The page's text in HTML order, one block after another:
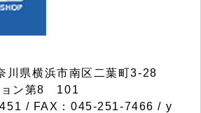
県横浜市南区二葉町3-28
ョン第8 101
/ FAX：045-251-7466 / y